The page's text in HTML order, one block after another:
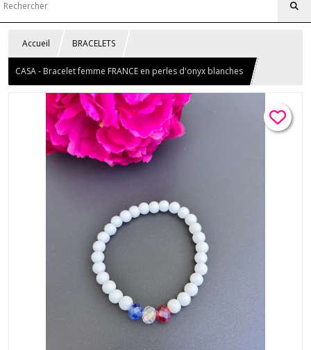
Accueil BRACELETS
CASA - Bracelet femme FRANCE en perles d'onyx blanches